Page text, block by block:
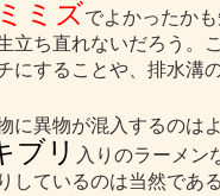
ミズでよかったか
立ち直れないだろう。
にすることや、排水溝
に異物が混入するのは
ブリ 入りのラーメン
しているのは当然であ